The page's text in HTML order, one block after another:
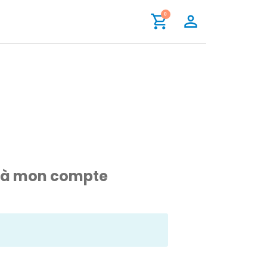
shopping_cart
0 person_outline
mon compte